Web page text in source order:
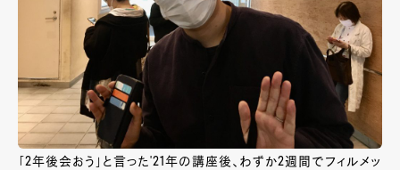
「2年後会おう」と言った'21年の講座後、わずか2週間でフィルメッ